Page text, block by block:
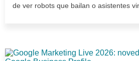
de ver robots que bailan o asistentes